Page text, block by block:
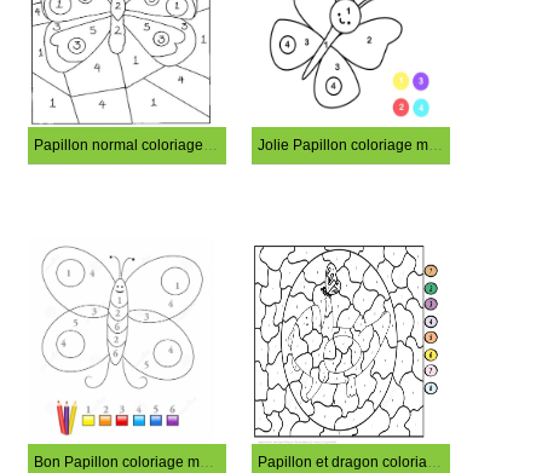
Papillon normal coloriage magique Jolie Papillon coloriage magique
Bon Papillon coloriage magique Papillon et dragon coloriage magique